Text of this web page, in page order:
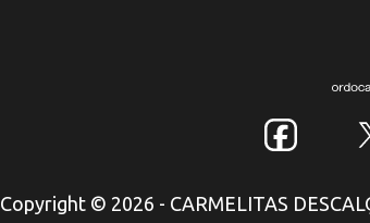
Copyright © 2026 - CARMELITAS